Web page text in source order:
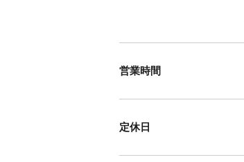
営業時間
定休日